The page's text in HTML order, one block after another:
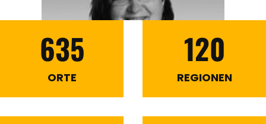
635
ORTE
120
REGIONEN